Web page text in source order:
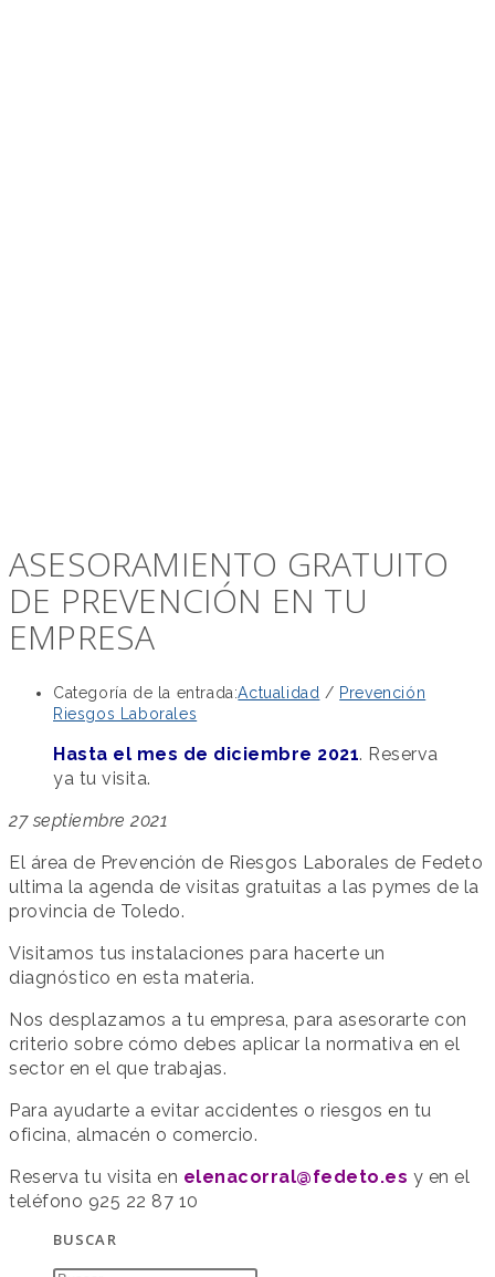
ASESORAMIENTO GRATUITO
DE PREVENCIÓN EN TU
EMPRESA
Categoría de la entrada:Actualidad / Prevención
Riesgos Laborales
Hasta el mes de diciembre 2021. Reserva
ya tu visita.
27 septiembre 2021
El área de Prevención de Riesgos Laborales de Fedeto
ultima la agenda de visitas gratuitas a las pymes de la
provincia de Toledo.
Visitamos tus instalaciones para hacerte un
diagnóstico en esta materia.
Nos desplazamos a tu empresa, para asesorarte con
criterio sobre cómo debes aplicar la normativa en el
sector en el que trabajas.
Para ayudarte a evitar accidentes o riesgos en tu
oficina, almacén o comercio.
Reserva tu visita en elenacorral@fedeto.es y en el
teléfono 925 22 87 10
BUSCAR